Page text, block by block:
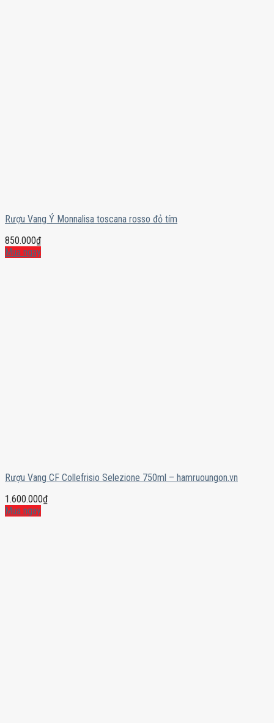
Rượu Vang Ý Monnalisa toscana rosso đỏ tím
850.000₫
Mua ngay
Rượu Vang CF Collefrisio Selezione 750ml – hamruoungon.vn
1.600.000₫
Mua ngay